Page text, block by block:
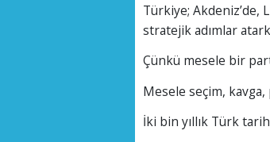
Türkiye; Akdeniz’de,
stratejik adımlar
Çünkü mesele bir
Mesele seçim,
İki bin yıllık Türk